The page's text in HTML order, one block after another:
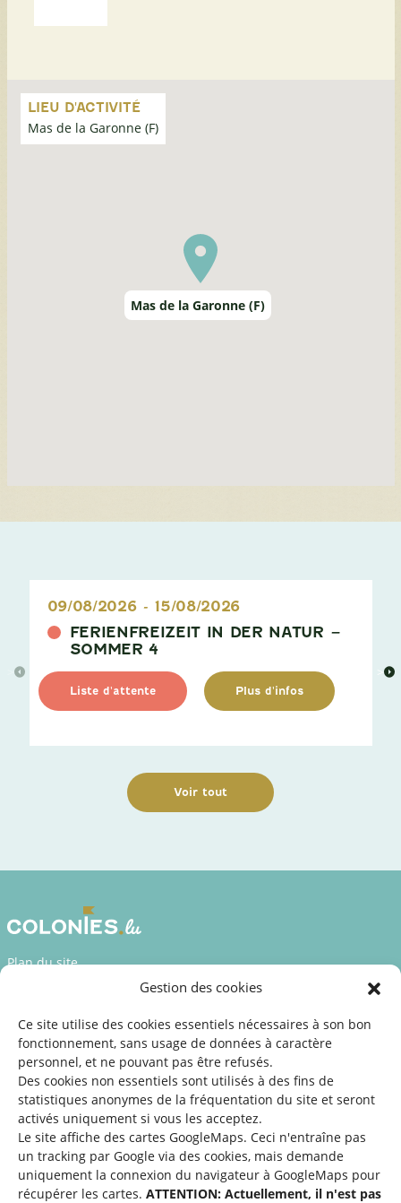
Gestion des cookies
Ce site utilise des cookies essentiels nécessaires à son bon
fonctionnement, sans usage de données à caractère
personnel, et ne pouvant pas être refusés.
Des cookies non essentiels sont utilisés à des fins de
statistiques anonymes de la fréquentation du site et seront
activés uniquement si vous les acceptez.
Le site affiche des cartes GoogleMaps. Ceci n'entraîne pas
un tracking par Google via des cookies, mais demande
uniquement la connexion du navigateur à GoogleMaps pour
récupérer les cartes. ATTENTION: Actuellement, il n'est pas
LIEU D'ACTIVITÉ
Mas de la Garonne (F)
Passer
carte
Mas de la Garonne (F)
FERIENFREIZEIT IN DER NATUR –
SOMMER 4
09/08/2026 - 15/08/2026
Liste d'attente Plus d'infos
Voir tout
Plan du site
Déclaration d’accessibilité
Mentions légales
©2026 SNJ
Une offre du